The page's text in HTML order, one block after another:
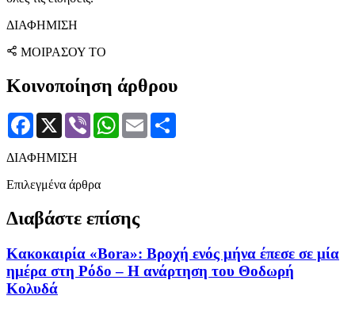
ΔΙΑΦΗΜΙΣΗ
ΜΟΙΡΑΣΟΥ ΤΟ
Κοινοποίηση άρθρου
Facebook
X Viber WhatsApp
Email
ΔΙΑΦΗΜΙΣΗ
Επιλεγμένα άρθρα
Διαβάστε επίσης
Κακοκαιρία «Bora»: Βροχή ενός μήνα έπεσε σε μία
ημέρα στη Ρόδο – Η ανάρτηση του Θοδωρή
Κολυδά